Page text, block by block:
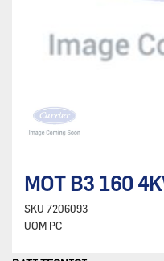
MOT B3 160
SKU 7206093
UOM PC